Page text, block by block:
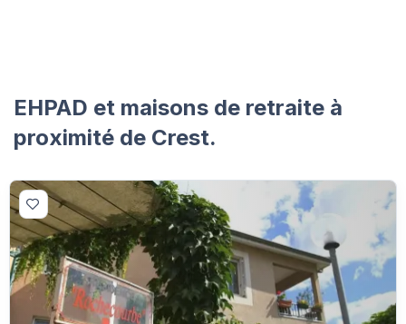
EHPAD et maisons de retraite à
proximité de Crest.